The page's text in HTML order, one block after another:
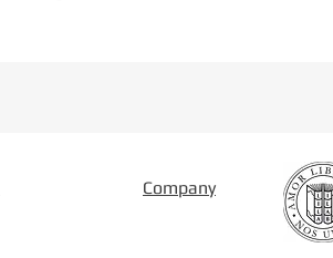
Company